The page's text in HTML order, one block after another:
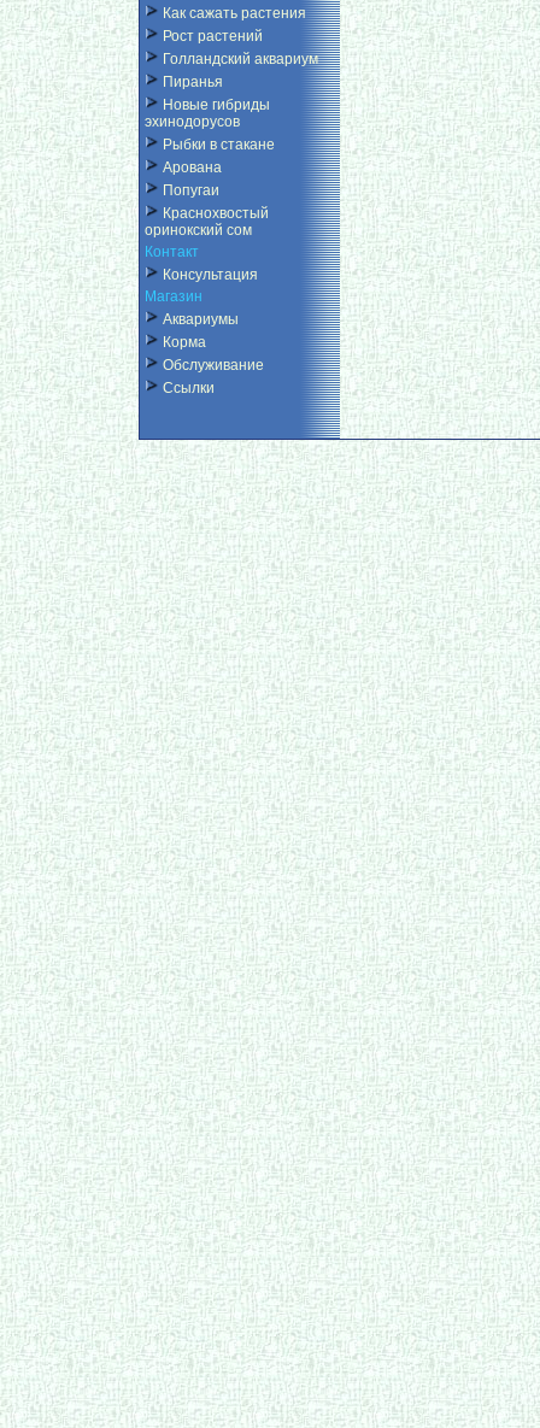
Как сажать растения
Рост растений
Голландский аквариум
Пиранья
Новые гибриды
эхинодорусов
Рыбки в стакане
Арована
Попугаи
Краснохвостый
оринокский сом
Контакт
Консультация
Магазин
Аквариумы
Корма
Обслуживание
Ссылки